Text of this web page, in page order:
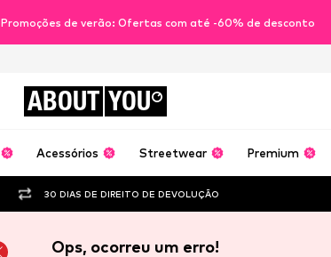
Promoções de verão: Ofertas com até -60% de desconto
ABOUT YOU
Acessórios Streetwear Premium
30 DIAS DE DIREITO DE DEVOLUÇÃO
Ops, ocorreu um erro!